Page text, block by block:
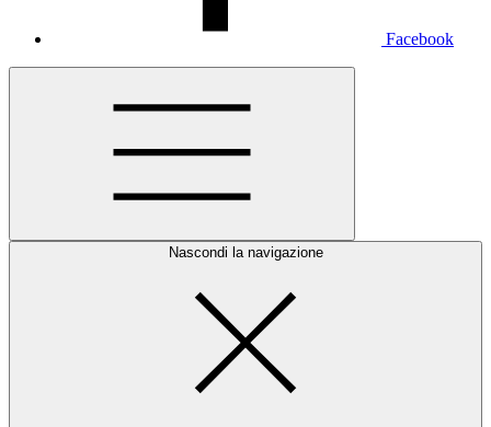
Facebook
Nascondi la navigazione